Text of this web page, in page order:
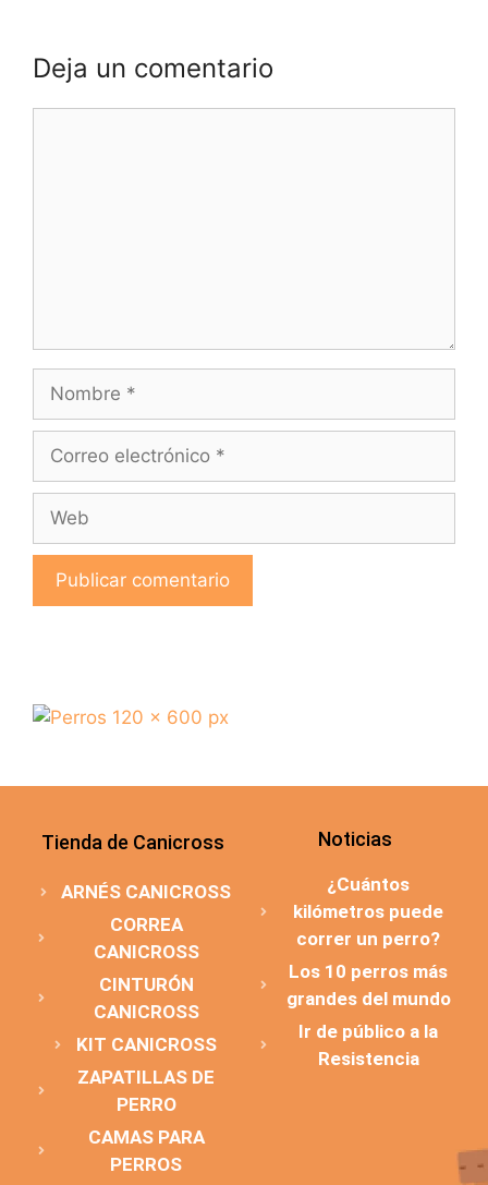
Deja un comentario
Tienda de Canicross
ARNÉS CANICROSS
CORREA
CANICROSS
CINTURÓN
CANICROSS
KIT CANICROSS
ZAPATILLAS DE
PERRO
CAMAS PARA
PERROS
Noticias
¿Cuántos
kilómetros puede
correr un perro?
Los 10 perros más
grandes del mundo
Ir de público a la
Resistencia